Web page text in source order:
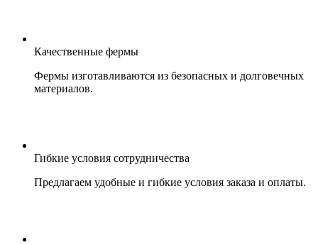
Качественные фермы
Фермы изготавливаются из безопасных и долговечных
материалов.
Гибкие условия сотрудничества
Предлагаем удобные и гибкие условия заказа и оплаты.